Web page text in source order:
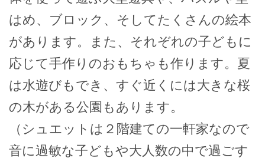
はめ、ブロック、そしてたくさんの絵本
があります。また、それぞれの子どもに
応じて手作りのおもちゃも作ります。夏
は水遊びもでき、すぐ近くには大きな桜
の木がある公園もあります。
（シュエットは２階建ての一軒家なので
音に過敏な子どもや大人数の中で過ごす